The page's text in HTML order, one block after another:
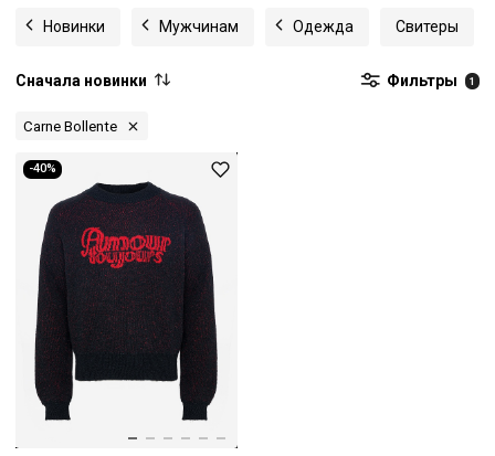
Новинки Мужчинам Одежда Свитеры
Сначала новинки Фильтры 1
Carne Bollente
-40%